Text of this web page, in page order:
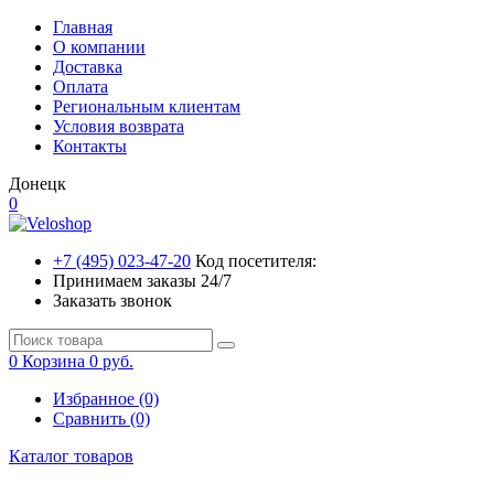
Главная
О компании
Доставка
Оплата
Региональным клиентам
Условия возврата
Контакты
Донецк
0
+7 (495) 023-47-20 Код посетителя:
Принимаем заказы 24/7
Заказать звонок
0 Корзина 0 руб.
Избранное (0)
Сравнить (0)
Каталог товаров